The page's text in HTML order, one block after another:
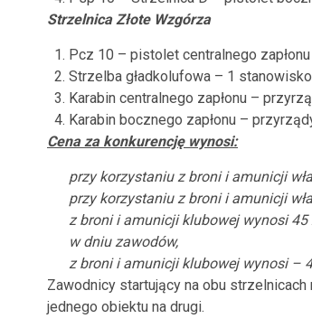
Strzelnica Złote Wzgórza
Pcz 10 – pistolet centralnego
Strzelba gładkolufowa – 1
Karabin centralnego zapłonu –
Karabin bocznego zapłonu –
Cena za konkurencję wynosi:
przy korzystaniu z broni i amunicji
przy korzystaniu z broni i amunicji
z broni i amunicji klubowej wynosi 45
w dniu zawodów,
z broni i amunicji klubowej wynosi –
Zawodnicy startujący na obu
jednego obiektu na drugi.